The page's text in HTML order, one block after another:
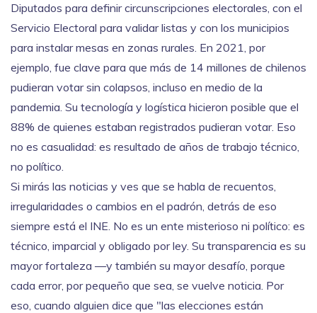
Diputados para definir circunscripciones electorales, con el
Servicio Electoral para validar listas y con los municipios
para instalar mesas en zonas rurales. En 2021, por
ejemplo, fue clave para que más de 14 millones de chilenos
pudieran votar sin colapsos, incluso en medio de la
pandemia. Su tecnología y logística hicieron posible que el
88% de quienes estaban registrados pudieran votar. Eso
no es casualidad: es resultado de años de trabajo técnico,
no político.
Si mirás las noticias y ves que se habla de recuentos,
irregularidades o cambios en el padrón, detrás de eso
siempre está el INE. No es un ente misterioso ni político: es
técnico, imparcial y obligado por ley. Su transparencia es su
mayor fortaleza —y también su mayor desafío, porque
cada error, por pequeño que sea, se vuelve noticia. Por
eso, cuando alguien dice que "las elecciones están